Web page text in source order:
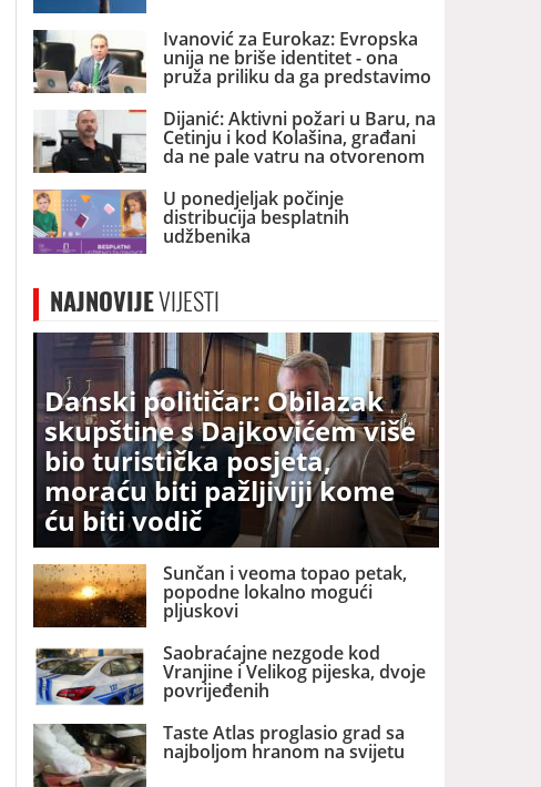
Ivanović za Eurokaz: Evropska
unija ne briše identitet - ona
pruža priliku da ga predstavimo
Evropi i svijetu
Dijanić: Aktivni požari u Baru, na
Cetinju i kod Kolašina, građani
da ne pale vatru na otvorenom
U ponedjeljak počinje
distribucija besplatnih
udžbenika
NAJNOVIJEVIJESTI
Danski političar: Obilazak
skupštine s Dajkovićem više
bio turistička posjeta,
moraću biti pažljiviji kome
ću biti vodič
Sunčan i veoma topao petak,
popodne lokalno mogući
pljuskovi
Saobraćajne nezgode kod
Vranjine i Velikog pijeska, dvoje
povrijeđenih
Taste Atlas proglasio grad sa
najboljom hranom na svijetu